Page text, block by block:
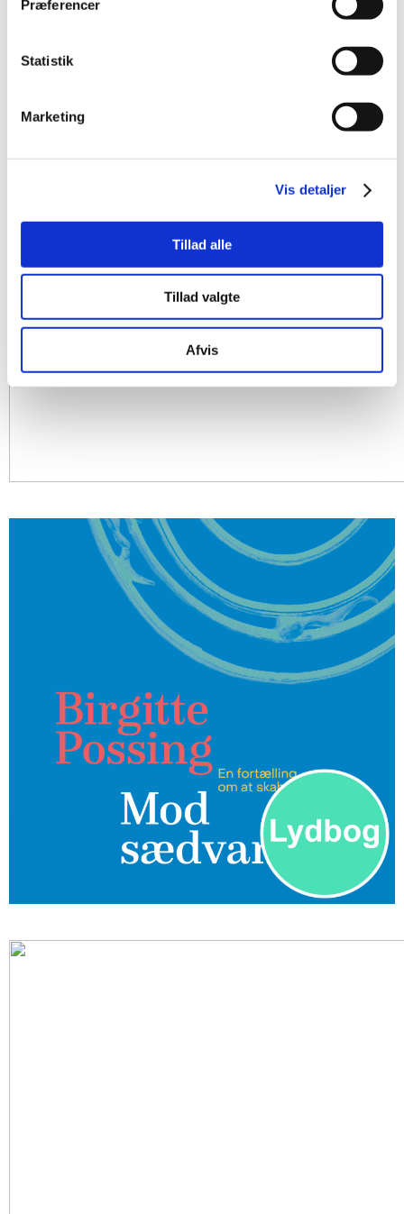
Præferencer
Statistik
Marketing
Vis detaljer
Tillad alle
Tillad valgte
Afvis